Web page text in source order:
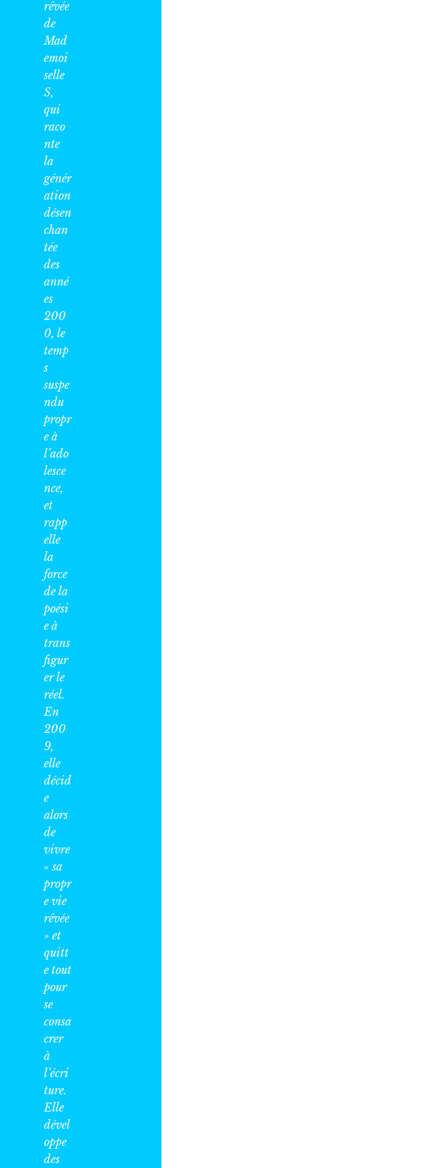
rêvée
de
Mad
emoi
selle
S,
qui
raco
nte
la
génér
ation
désen
chan
tée
des
anné
es
200
0, le
temp
s
suspe
ndu
propr
e à
l’ado
lesce
nce,
et
rapp
elle
la
force
de la
poési
e à
trans
figur
er le
réel.
En
200
9,
elle
décid
e
alors
de
vivre
« sa
propr
e vie
rêvée
» et
quitt
e tout
pour
se
consa
crer
à
l’écri
ture.
Elle
dével
oppe
des